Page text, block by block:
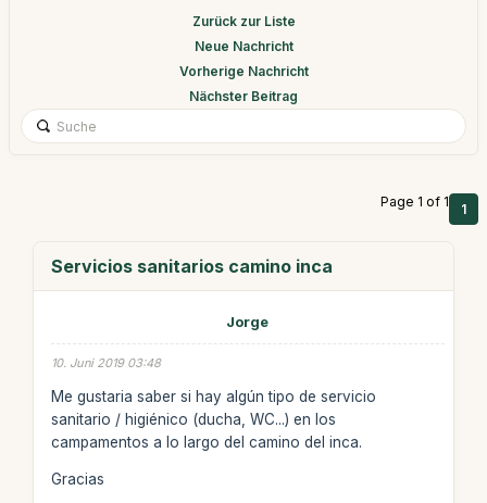
Zurück zur Liste
Neue Nachricht
Vorherige Nachricht
Nächster Beitrag
Page 1 of 1 1
Servicios sanitarios camino inca
Jorge
10. Juni 2019 03:48
Me gustaria saber si hay algún tipo de servicio
sanitario / higiénico (ducha, WC...) en los
campamentos a lo largo del camino del inca.
Gracias